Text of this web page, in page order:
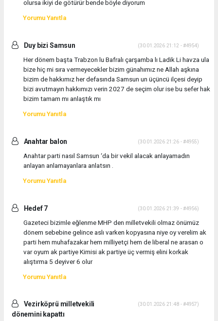
olursa ikiyi de götürür bende böyle diyorum
Yorumu Yanıtla
Duy bizi Samsun (30.01.2026 21:12 - #4954)
Her dönem başta Trabzon lu Bafralı çarşamba lı Ladik Li havza ula
bize hiç mi sıra vermeyecekler bizim günahımız ne Allah aşkına
bizim de hakkımız her defasında Samsun un üçüncü ilçesi deyip
bizi avutmayın hakkımızı verin 2027 de seçim olur ise bu sefer hak
bizim tamam mı anlaştık mı
Yorumu Yanıtla
Anahtar balon (30.01.2026 21:26 - #4955)
Anahtar parti nasıl Samsun ‘da bir vekil alacak anlayamadın
anlayan anlamayanlara anlatsın .
Yorumu Yanıtla
Hedef 7 (30.01.2026 21:39 - #4956)
Gazeteci bizimle eğlenme MHP den milletvekili olmaz önümüz
dönem sebebine gelince aslı varken kopyasına niye oy verelim ak
parti hem muhafazakar hem milliyetçi hem de liberal ne arasan o
var oyum ak partiye Kimisi ak partiye üç vermiş elini korkak
alıştırma 5 deyiver 6 olur
Yorumu Yanıtla
Vezirköprü milletvekili
dönemini kapattı
(30.01.2026 21:48 - #4957)